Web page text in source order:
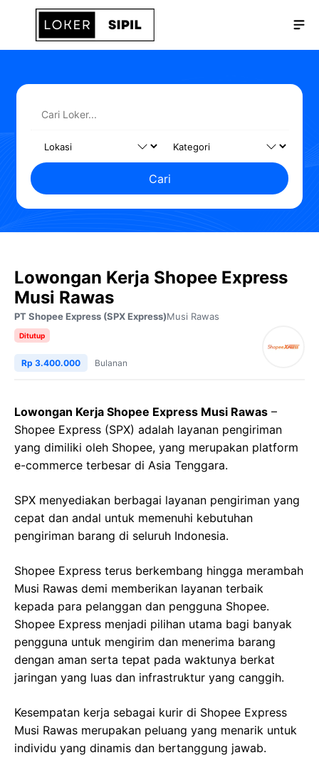
Langsung
Cari
Lowongan Kerja Shopee Express
Musi Rawas
PT Shopee Express (SPX Express)Musi Rawas
Ditutup
Rp 3.400.000 Bulanan
Lowongan Kerja Shopee Express Musi Rawas –
Shopee Express (SPX) adalah layanan pengiriman
yang dimiliki oleh Shopee, yang merupakan platform
e-commerce terbesar di Asia Tenggara.
SPX menyediakan berbagai layanan pengiriman yang
cepat dan andal untuk memenuhi kebutuhan
pengiriman barang di seluruh Indonesia.
Shopee Express terus berkembang hingga merambah
Musi Rawas demi memberikan layanan terbaik
kepada para pelanggan dan pengguna Shopee.
Shopee Express menjadi pilihan utama bagi banyak
pengguna untuk mengirim dan menerima barang
dengan aman serta tepat pada waktunya berkat
jaringan yang luas dan infrastruktur yang canggih.
Kesempatan kerja sebagai kurir di Shopee Express
Musi Rawas merupakan peluang yang menarik untuk
individu yang dinamis dan bertanggung jawab.